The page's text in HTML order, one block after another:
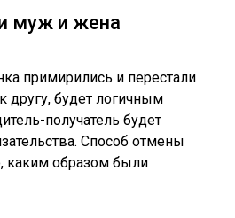
муж и жена
примирились и перестали
другу, будет логичным
получатель будет
Способ отмены
каким образом были